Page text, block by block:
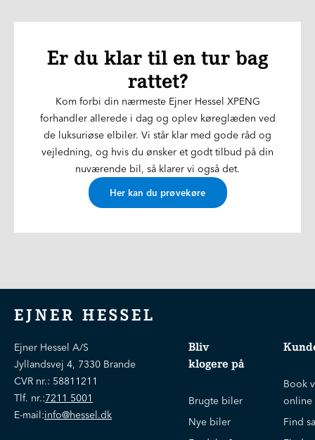
Er du klar til en tur bag
rattet?
Kom forbi din nærmeste Ejner Hessel XPENG
forhandler allerede i dag og oplev køreglæden ved
de luksuriøse elbiler. Vi står klar med gode råd og
vejledning, og hvis du ønsker et godt tilbud på din
nuværende bil, så klarer vi også det.
Her kan du prøvekøre
EJNER HESSEL
Ejner Hessel A/S
Jyllandsvej 4, 7330 Brande
CVR nr.: 58811211
Tlf. nr.:7211 5001
E-mail:info@hessel.dk
Bliv
klogere på
Brugte biler
Nye biler
Book
online
Find